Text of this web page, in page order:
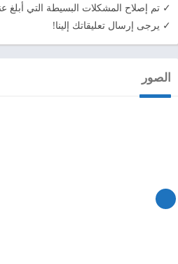
✓ تم إصلاح المشكلات البسيطة التي أبلغ
✓ يرجى إرسال تعليقاتك إلينا!
الصور